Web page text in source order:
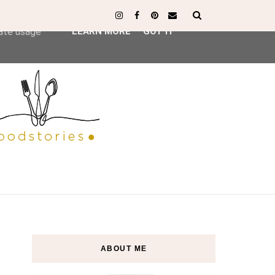
ABOUT ME
agent
usage
LEARN MORE GOT IT